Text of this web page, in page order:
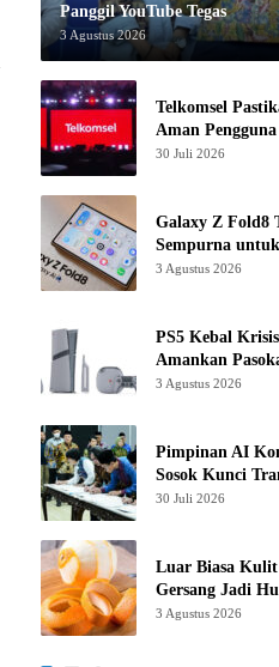
Panggil YouTube Tegas
3 Agustus 2026
Telkomsel
Aman
30 Juli 2026
Galaxy Z Fold8
Sempurna
3 Agustus 2026
PS5 Kebal
Amankan
3 Agustus 2026
Pimpinan AI
Sosok Kunci
30 Juli 2026
Luar Biasa
Gersang Jadi
3 Agustus 2026